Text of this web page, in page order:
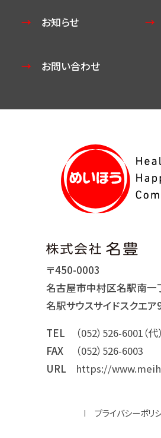
お知らせ
お問い合わせ
〒450-0003
名古屋市中村区名駅南
名駅サウスサイドスクエア
TEL
（052）526-6001（代）
FAX
（052）526-6003
URL
https://
プライバシーポリ